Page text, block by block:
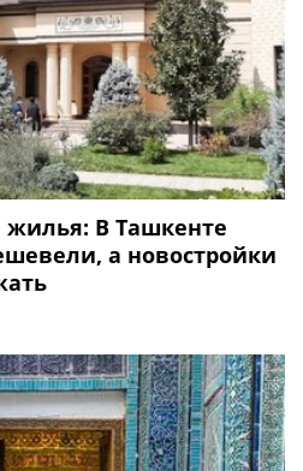
жилья: В Ташкенте
а новостройки